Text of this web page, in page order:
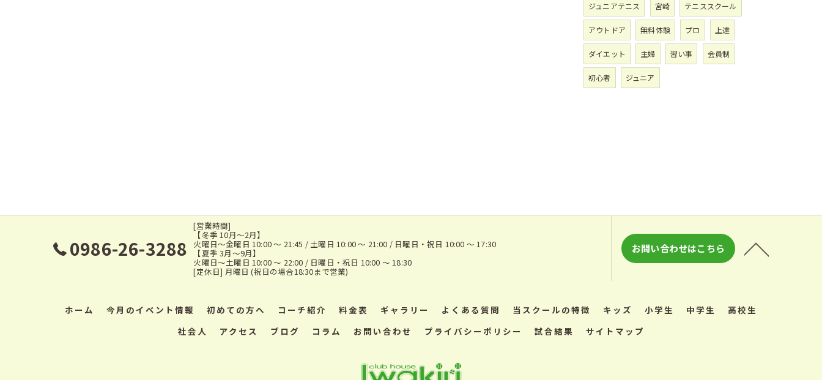
ジュニアテニス 宮崎 テニススクール
アウトドア 無料体験 プロ 上達
ダイエット 主婦 習い事 会員制
初心者 ジュニア
0986-26-3288
[営業時間]
【冬季 10月～2月】
火曜日～金曜日 10:00 ～ 21:45 / 土曜日 10:00 ～ 21:00 / 日曜日・祝日 10:00 ～ 17:30
【夏季 3月～9月】
火曜日～土曜日 10:00 ～ 22:00 / 日曜日・祝日 10:00 ～ 18:30
[定休日] 月曜日 (祝日の場合18:30まで営業)
お問い合わせはこちら
ホーム 今月のイベント情報 初めての方へ コーチ紹介 料金表 ギャラリー よくある質問 当スクールの特徴 キッズ 小学生 中学生
高校生
社会人
アクセス ブログ コラム お問い合わせ プライバシーポリシー 試合結果 サイトマップ